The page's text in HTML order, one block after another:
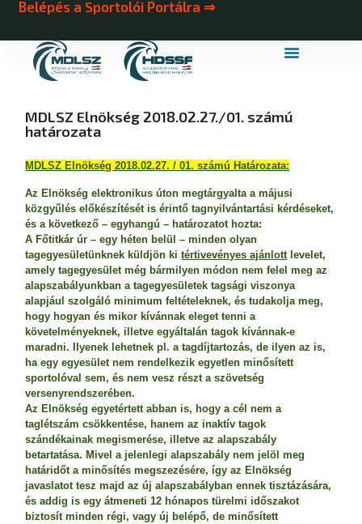
Belépés a Sportolói Portálra ⇒
MDLSZ Elnökség 2018.02.27./01. számú
határozata
MDLSZ Elnökség 2018.02.27. / 01. számú Határozata:
Az Elnökség elektronikus úton megtárgyalta a májusi
közgyűlés előkészítését is érintő tagnyilvántartási kérdéseket,
és a következő – egyhangú – határozatot hozta:
A Főtitkár úr – egy héten belül – minden olyan
tagegyesületünknek küldjön kitértivevényes ajánlott levelet,
amely tagegyesület még bármilyen módon nem felel meg az
alapszabályunkban a tagegyesületek tagsági viszonya
alapjául szolgáló minimum feltételeknek, és tudakolja meg,
hogy hogyan és mikor kívánnak eleget tenni a
követelményeknek, illetve egyáltalán tagok kívánnak-e
maradni. Ilyenek lehetnek pl. a tagdíjtartozás, de ilyen az is,
ha egy egyesület nem rendelkezik egyetlen minősített
sportolóval sem, és nem vesz részt a szövetség
versenyrendszerében.
Az Elnökség egyetértett abban is, hogy a cél nem a
taglétszám csökkentése, hanem az inaktív tagok
szándékainak megismerése, illetve az alapszabály
betartatása. Mivel a jelenlegi alapszabály nem jelöl meg
határidőt a minősítés megszezésére, így az Elnökség
javaslatot tesz majd az új alapszabályban ennek tisztázására,
és addig is egy átmeneti 12 hónapos türelmi időszakot
biztosít minden régi, vagy új belépő, de minősített